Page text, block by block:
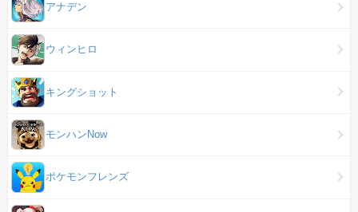
アナデン
ウィンヒロ
キングショット
モンハンNow
ポケモンフレンズ